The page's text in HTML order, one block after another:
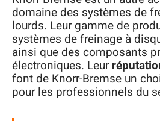
domaine des systèmes de
lourds. Leur gamme de
systèmes de freinage à
ainsi que des composants
électroniques. Leur
font de Knorr-Bremse un
pour les professionnels du